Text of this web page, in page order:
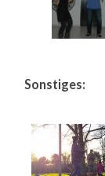
Sonstiges: